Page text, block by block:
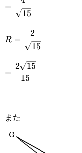
{\sqrt{15}}
=
15
R=\cfrac{2}
{\sqrt{15}}
R =
15
2
=\cfrac{2\sqrt{15}}
{15}
=
15
2 15
また